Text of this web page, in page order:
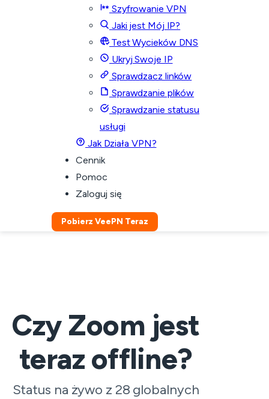
Szyfrowanie VPN
Jaki jest Mój IP?
Test Wycieków DNS
Ukryj Swoje IP
Sprawdzacz linków
Sprawdzanie plików
Sprawdzanie statusu
usługi
Jak Działa VPN?
Cennik
Pomoc
Zaloguj się
Pobierz VeePN Teraz
Czy Zoom jest
teraz offline?
Status na żywo z 28 globalnych